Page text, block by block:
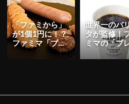
「ファミから」
が1個1円に！？
ファミマ「ブラ
ック『フライ』
世界一のバ
タが監修！
ミマの「ブ
ドコーヒー
リニューア